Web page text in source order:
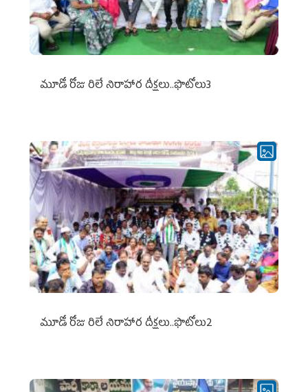
మూడో రోజు రిలే నిరాహార దీక్షలు..ఫొటోలు3
మూడో రోజు రిలే నిరాహార దీక్షలు..ఫొటోలు2